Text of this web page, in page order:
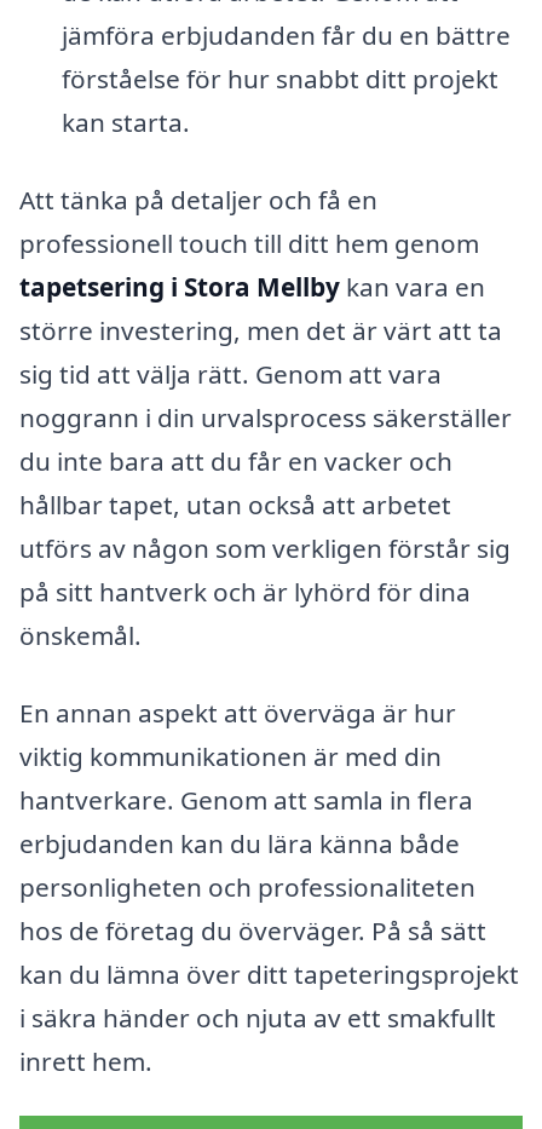
jämföra erbjudanden får du en bättre
förståelse för hur snabbt ditt projekt
kan starta.
Att tänka på detaljer och få en
professionell touch till ditt hem genom
tapetsering i Stora Mellby kan vara en
större investering, men det är värt att ta
sig tid att välja rätt. Genom att vara
noggrann i din urvalsprocess säkerställer
du inte bara att du får en vacker och
hållbar tapet, utan också att arbetet
utförs av någon som verkligen förstår sig
på sitt hantverk och är lyhörd för dina
önskemål.
En annan aspekt att överväga är hur
viktig kommunikationen är med din
hantverkare. Genom att samla in flera
erbjudanden kan du lära känna både
personligheten och professionaliteten
hos de företag du överväger. På så sätt
kan du lämna över ditt tapeteringsprojekt
i säkra händer och njuta av ett smakfullt
inrett hem.